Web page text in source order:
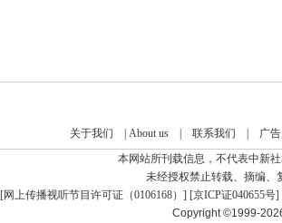
关于我们 | About us| 联系我们 |
广
本网站所刊载信息，不代表中新
未经授权禁止转载、摘编、
[网上传播视听节目许可证（0106168） ] [京ICP证040655号]
Copyright ©1999-